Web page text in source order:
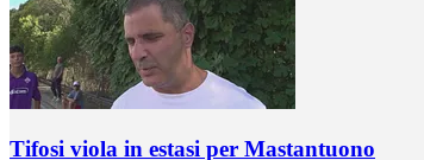
Tifosi viola in estasi per Mastantuono